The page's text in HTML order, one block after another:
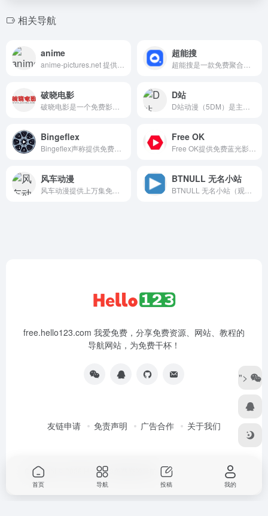
相关导航
anime 超能搜
破晓电影 D站
Bingeflex Free OK
风车动漫 BTNULL 无名小站
free.hello123.com 我爱免费，分享免费资源、网站、教程的
导航网站，为免费干杯！
友链申请 免责声明 广告合作 关于我们
Copyright © 2026 Hello123免费资源导航
">
首页 导航 投稿 我的